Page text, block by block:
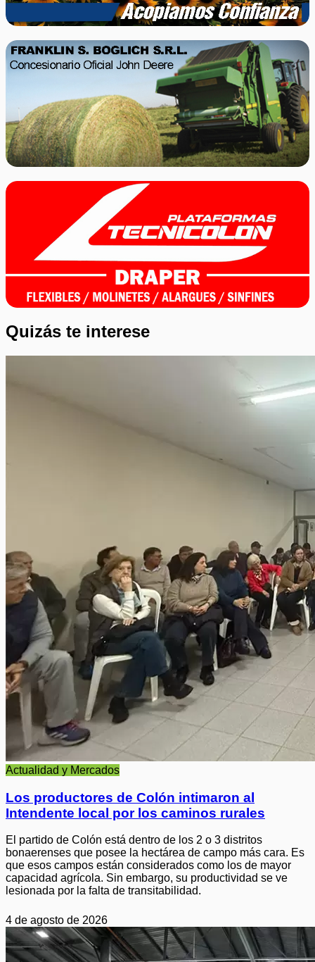
Quizás te interese
Actualidad y Mercados
Los productores de Colón intimaron al
Intendente local por los caminos rurales
El partido de Colón está dentro de los 2 o 3 distritos
bonaerenses que posee la hectárea de campo más cara. Es
que esos campos están considerados como los de mayor
capacidad agrícola. Sin embargo, su productividad se ve
lesionada por la falta de transitabilidad.
4 de agosto de 2026